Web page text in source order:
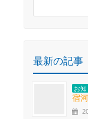
最新の記事
お知
宿